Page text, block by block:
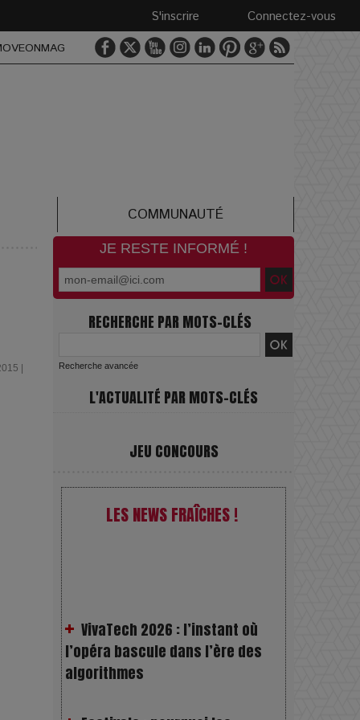
Connectez-vous
S'inscrire
COMMUNAUTÉ
|
JE RESTE INFORMÉ !
RECHERCHE PAR MOTS-CLÉS
Recherche avancée
L'ACTUALITÉ PAR MOTS-CLÉS
JEU CONCOURS
LES NEWS FRAÎCHES !
algorithmes
Festivals : pourquoi les